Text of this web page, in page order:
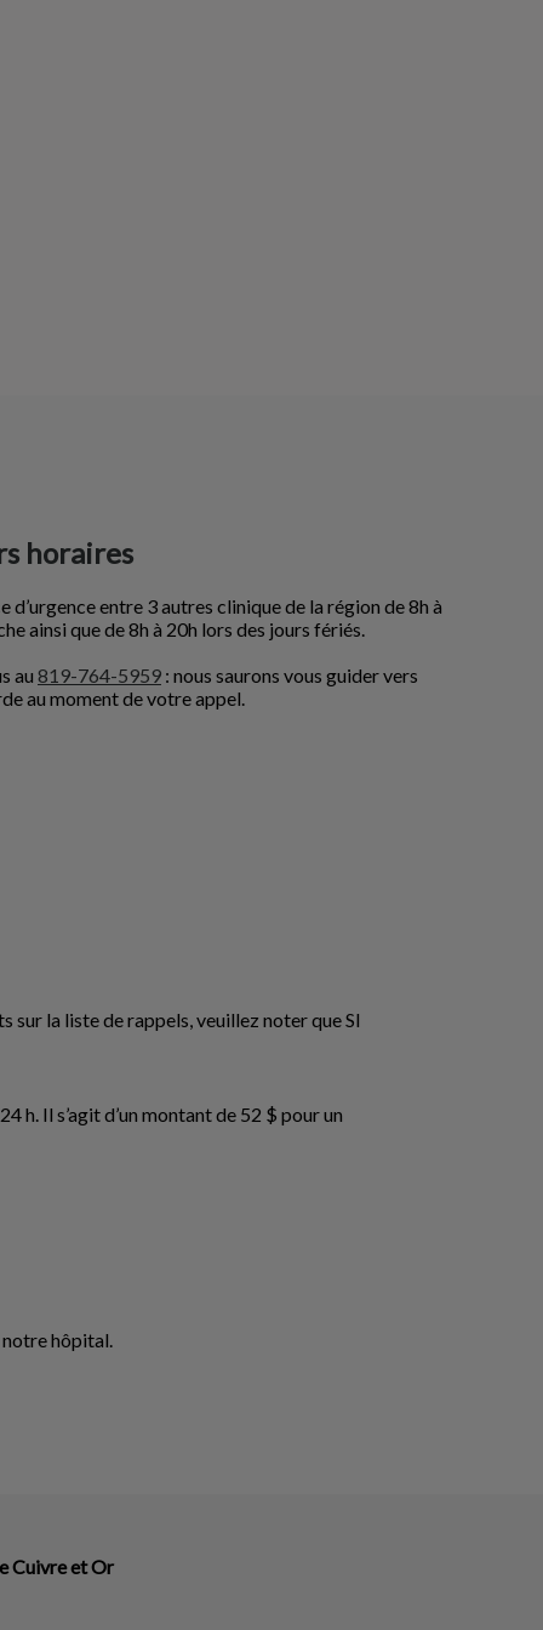
horaires
entre 3 autres clinique de la région de 8h à
ainsi que de 8h à 20h lors des jours fériés.
au 819-764-5959 : nous saurons vous guider vers
au moment de votre appel.
la liste de rappels, veuillez noter que SI
h. Il s’agit d’un montant de 52 $ pour un
notre hôpital.
Cuivre et Or